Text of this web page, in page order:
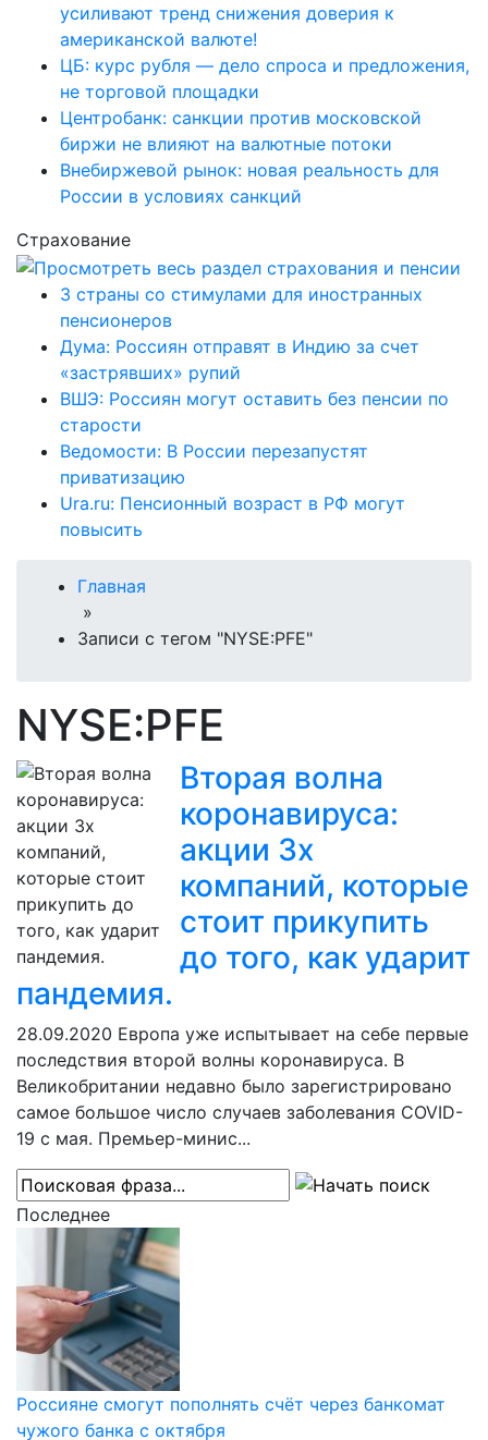
усиливают тренд снижения доверия к
американской валюте!
ЦБ: курс рубля — дело спроса и предложения,
не торговой площадки
Центробанк: санкции против московской
биржи не влияют на валютные потоки
Внебиржевой рынок: новая реальность для
России в условиях санкций
Страхование
3 страны со стимулами для иностранных
пенсионеров
Дума: Россиян отправят в Индию за счет
«застрявших» рупий
ВШЭ: Россиян могут оставить без пенсии по
старости
Ведомости: В России перезапустят
приватизацию
Ura.ru: Пенсионный возраст в РФ могут
повысить
Главная
»
Записи с тегом "NYSE:PFE"
NYSE:PFE
Вторая волна
коронавируса:
акции 3х
компаний, которые
стоит прикупить
до того, как ударит
пандемия.
28.09.2020 Европа уже испытывает на себе первые
последствия второй волны коронавируса. В
Великобритании недавно было зарегистрировано
самое большое число случаев заболевания COVID-
19 с мая. Премьер-минис...
Последнее
Россияне смогут пополнять счёт через банкомат
чужого банка с октября